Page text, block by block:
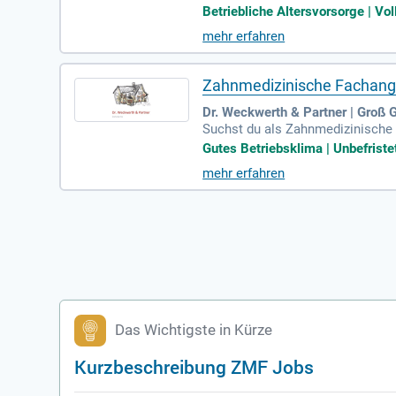
ZMP oder DH Verantwortung
sammen. Genießen Sie
n. Profitieren Sie von
Altersvorsorge. Werden Sie Teil
Betriebliche Altersvorsorge |
mehr erfahren
Zahnmedizinische
Dr. Weckwerth & Partner | Groß
Suchst du als
Zahnarztpraxis in Groß Grönau
e Vorteile der modernen
Praxisorganisation zu
starte deine Karriere in einem
Gutes Betriebsklima |
mehr erfahren
Das Wichtigste in Kürze
Kurzbeschreibung ZMF Jobs